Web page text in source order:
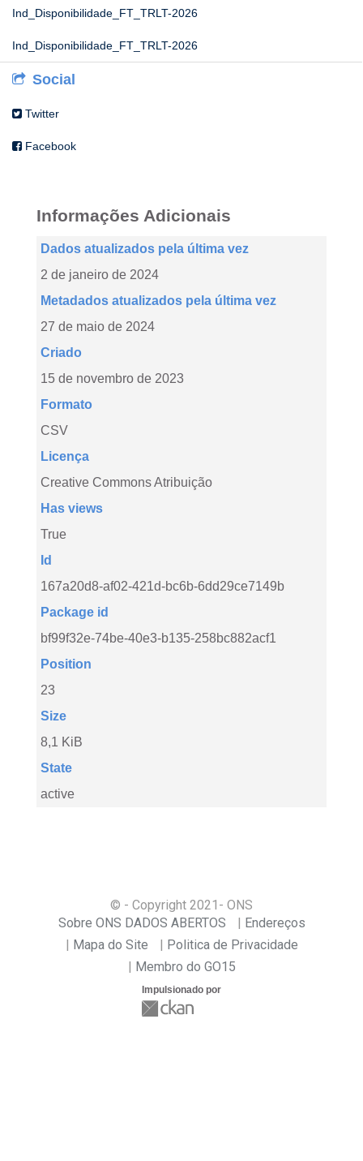
Ind_Disponibilidade_FT_TRLT-2026
Ind_Disponibilidade_FT_TRLT-2026
Social
Twitter
Facebook
Informações Adicionais
Dados atualizados pela última vez
2 de janeiro de 2024
Metadados atualizados pela última vez
27 de maio de 2024
Criado
15 de novembro de 2023
Formato
CSV
Licença
Creative Commons Atribuição
Has views
True
Id
167a20d8-af02-421d-bc6b-6dd29ce7149b
Package id
bf99f32e-74be-40e3-b135-258bc882acf1
Position
23
Size
8,1 KiB
State
active
© - Copyright 2021 - ONS
Sobre ONS DADOS ABERTOS
Endereços
Mapa do Site
Politica de Privacidade
Membro do GO15
Impulsionado por